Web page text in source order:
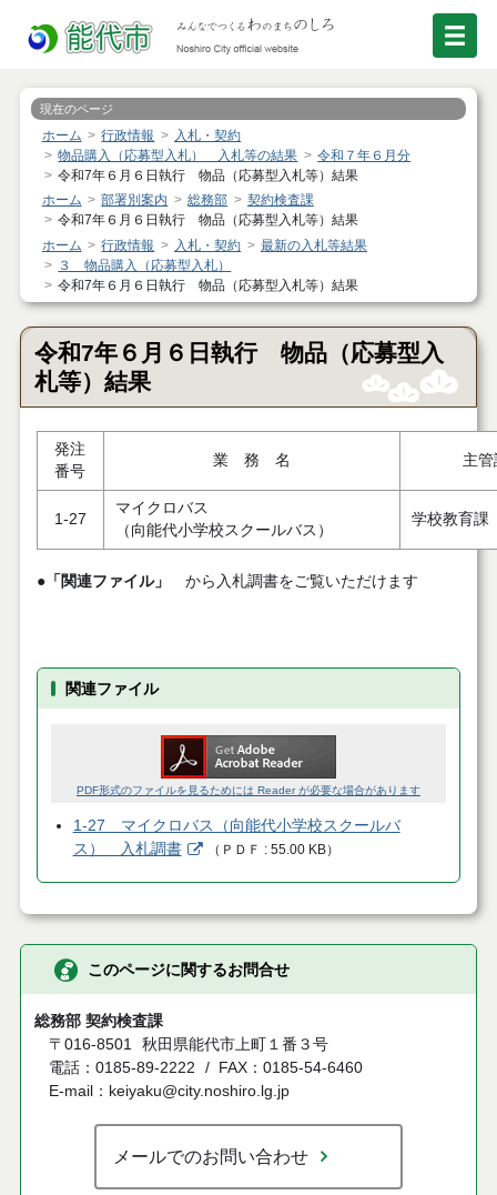
現在のページ
ホーム 行政情報
入札・契約
物品購入（応募型入札） 入札等の結果
令和７年６月分
令和7年６月６日執行 物品（応募型入札等）結果
ホーム
部署別案内 総務部
契約検査課
令和7年６月６日執行 物品（応募型入札等）結果
ホーム
行政情報 入札・契約
最新の入札等結果
３ 物品購入（応募型入札）
令和7年６月６日執行 物品（応募型入札等）結果
令和7年６月６日執行 物品（応募型入
札等）結果
発注
番号
業 務 名 主管
1-27
マイクロバス
（向能代小学校スクールバス）
学校教育課
●「関連ファイル」 から入札調書をご覧いただけます
関連ファイル
PDF形式のファイルを見るためには Reader が必要な場合があります
1-27 マイクロバス（向能代小学校スクールバ
ス） 入札調書
（ ＰＤＦ 55.00 KB）
このページに関するお問合せ
総務部 契約検査課
〒016-8501 秋田県能代市上町１番３号
電話：0185-89-2222
FAX：0185-54-6460
E-mail：keiyaku@city.noshiro.lg.jp
メールでのお問い合わせ